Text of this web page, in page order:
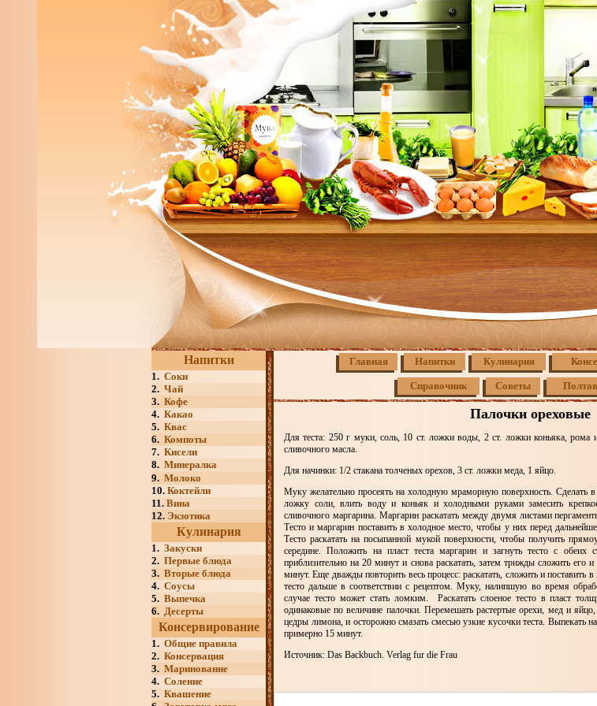
Напитки
1. Соки
2. Чай
3. Кофе
4. Какао
5. Квас
6. Компоты
7. Кисели
8. Минералка
9. Молоко
10. Коктейли
11. Вина
12. Экзотика
Кулинария
1. Закуски
2. Первые блюда
3. Вторые блюда
4. Соусы
5. Выпечка
6. Десерты
Консервирование
1. Общие правила
2. Консервация
3. Маринование
4. Соление
5. Квашение
Главная Напитки Кулинария
Справочник Советы
Палочки ореховые
Для теста: 250 г муки, соль, 10 ст. ложки воды, 2 ст. ложки коньяка, рома
сливочного масла.
Для начинки: 1/2 стакана толченых орехов, 3 ст. ложки меда, 1 яйцо.
Муку желательно просеять на холодную мраморную поверхность. Сделать в
ложку соли, влить воду и коньяк и холодными руками замесить
сливочного маргарина. Маргарин раскатать между двумя листами
Тесто и маргарин поставить в холодное место, чтобы у них перед
Тесто раскатать на посыпанной мукой поверхности, чтобы получить
середине. Положить на пласт теста маргарин и загнуть тесто с обеих
приблизительно на 20 минут и снова раскатать, затем трижды сложить его
минут. Еще дважды повторить весь процесс: раскатать, сложить и поставить
тесто дальше в соответствии с рецептом. Муку, налипшую во время
случае тесто может стать ломким. Раскатать слоеное тесто в пласт
одинаковые по величине палочки. Перемешать растертые орехи, мед и
цедры лимона, и осторожно смазать смесью узкие кусочки теста. Выпекать
примерно 15 минут.
Источник: Das Backbuch. Verlag fur die Frau